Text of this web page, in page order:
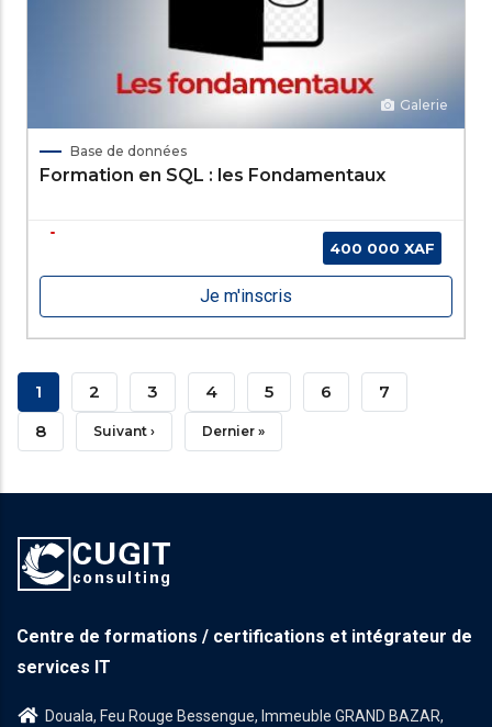
Galerie
Base de données
Formation en SQL : les Fondamentaux
400 000 XAF
Je m'inscris
Pagination
Current
Page
1 Page
2 Page
3 Page
4 Page
5 Page
6 Page
7
Page
8 Next
Suivant › Last
Dernier »
Centre de formations / certifications et intégrateur de
services IT
Douala, Feu Rouge Bessengue, Immeuble GRAND BAZAR,